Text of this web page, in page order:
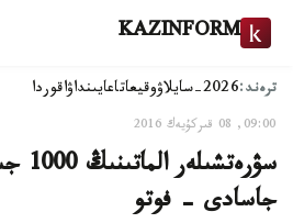
KAZINFORM
ترەند:2026-سايلاۋ وقيعاتاعايىنداۋاقوردا
09:00, 08 قىركۇيەك 2016
جاسادى - فوتو